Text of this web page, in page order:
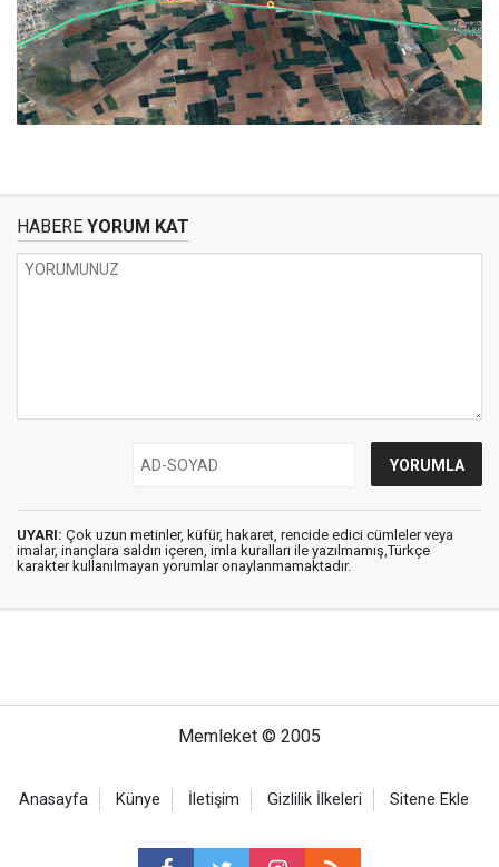
HABERE YORUM KAT
UYARI: Çok uzun metinler, küfür, hakaret, rencide edici cümleler veya
imalar, inançlara saldırı içeren, imla kuralları ile yazılmamış,Türkçe
karakter kullanılmayan yorumlar onaylanmamaktadır.
Memleket © 2005
Anasayfa Künye İletişim Gizlilik İlkeleri Sitene Ekle